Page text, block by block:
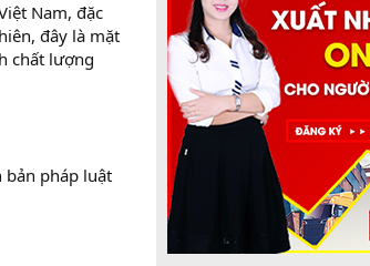
Nam, đặc
đây là mặt
chất lượng
bản pháp luật